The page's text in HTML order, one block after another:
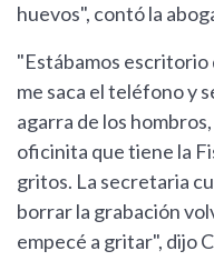
huevos", contó la
"Estábamos escritorio
me saca el teléfono y
agarra de los
oficinita que tiene la
gritos. La secretaria
borrar la grabación
empecé a gritar", dijo